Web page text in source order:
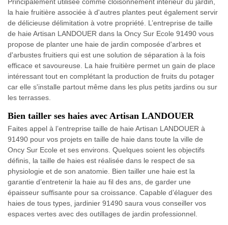
Principalement utilisée comme cloisonnement intérieur du jardin,
la haie fruitière associée à d'autres plantes peut également servir
de délicieuse délimitation à votre propriété. L’entreprise de taille
de haie Artisan LANDOUER dans la Oncy Sur Ecole 91490 vous
propose de planter une haie de jardin composée d'arbres et
d'arbustes fruitiers qui est une solution de séparation à la fois
efficace et savoureuse. La haie fruitière permet un gain de place
intéressant tout en complétant la production de fruits du potager
car elle s'installe partout même dans les plus petits jardins ou sur
les terrasses.
Bien tailler ses haies avec Artisan LANDOUER
Faites appel à l’entreprise taille de haie Artisan LANDOUER à
91490 pour vos projets en taille de haie dans toute la ville de
Oncy Sur Ecole et ses environs. Quelques soient les objectifs
définis, la taille de haies est réalisée dans le respect de sa
physiologie et de son anatomie. Bien tailler une haie est la
garantie d’entretenir la haie au fil des ans, de garder une
épaisseur suffisante pour sa croissance. Capable d’élaguer des
haies de tous types, jardinier 91490 saura vous conseiller vos
espaces vertes avec des outillages de jardin professionnel.